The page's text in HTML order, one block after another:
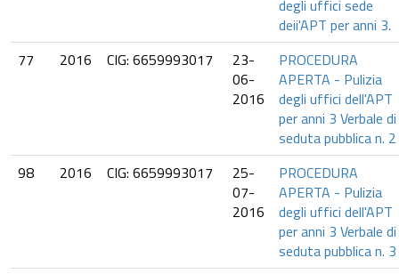
degli uffici sede
deii'APT per anni 3.
77
2016 CIG: 6659993017
23-
06-
2016
PROCEDURA
APERTA - Pulizia
degli uffici dell'APT
per anni 3 Verbale di
seduta pubblica n. 2
98
2016 CIG: 6659993017
25-
07-
2016
PROCEDURA
APERTA - Pulizia
degli uffici dell'APT
per anni 3 Verbale di
seduta pubblica n. 3